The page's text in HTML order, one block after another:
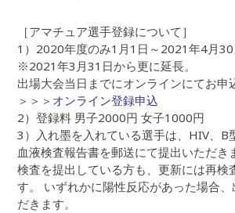
［アマチュア選手登録について］
1）2020年度のみ1月1日～2021年4月30
※2021年3月31日から更に延長。
出場大会当日までにオンラインにてお申
＞＞＞ オンライン登録申込
2）登録料 男子2000円 女子1000円
3）入れ墨を入れている選手は、HIV、B
血液検査報告書を郵送にて提出いただき
検査を提出している方も、更新には再検
す。 いずれかに陽性反応があった場合
だきます。